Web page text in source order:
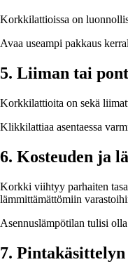
Korkkilattioissa on
Avaa useampi pakkaus
5. Liiman tai
Korkkilattioita on sekä
Klikkilattiaa asentaessa
6. Kosteuden ja
Korkki viihtyy parhaiten
lämmittämättömiin
Asennuslämpötilan tulisi olla
7.